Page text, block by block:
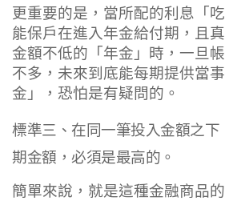
更重要的是，當所配的利息「
能保戶在進入年金給付期，且
金額不低的「年金」時，一旦
不多，未來到底能每期提供當
金」，恐怕是有疑問的。
標準三、在同一筆投入金額之
期金額，必須是最高的。
簡單來說，就是這種金融商品